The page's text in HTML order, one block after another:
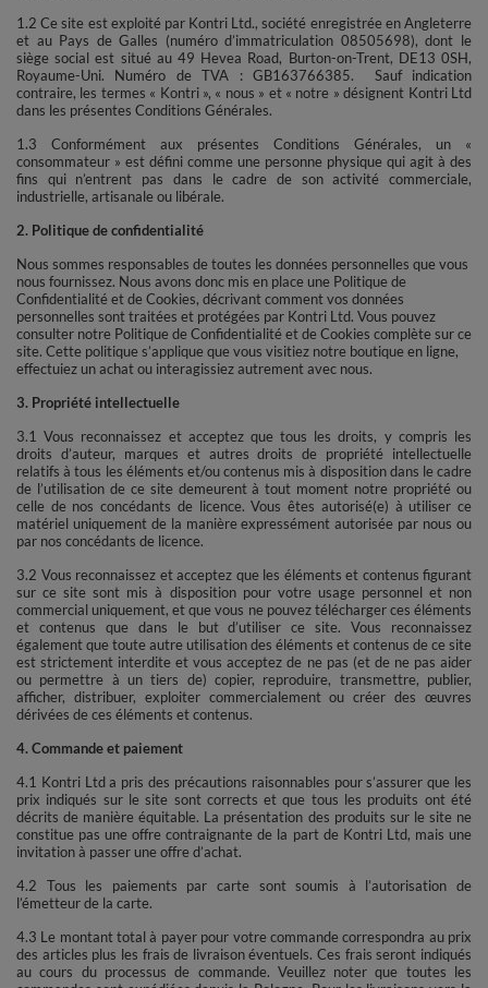
1.2 Ce site est exploité par Kontri Ltd., société enregistrée en Angleterre
et au Pays de Galles (numéro d’immatriculation 08505698), dont le
siège social est situé au 49 Hevea Road, Burton-on-Trent, DE13 0SH,
Royaume-Uni. Numéro de TVA : GB163766385. Sauf indication
contraire, les termes « Kontri », « nous » et « notre » désignent Kontri Ltd
dans les présentes Conditions Générales.
1.3 Conformément aux présentes Conditions Générales, un «
consommateur » est défini comme une personne physique qui agit à des
fins qui n’entrent pas dans le cadre de son activité commerciale,
industrielle, artisanale ou libérale.
2. Politique de confidentialité
Nous sommes responsables de toutes les données personnelles que vous
nous fournissez. Nous avons donc mis en place une Politique de
Confidentialité et de Cookies, décrivant comment vos données
personnelles sont traitées et protégées par Kontri Ltd. Vous pouvez
consulter notre Politique de Confidentialité et de Cookies complète sur ce
site. Cette politique s’applique que vous visitiez notre boutique en ligne,
effectuiez un achat ou interagissiez autrement avec nous.
3. Propriété intellectuelle
3.1 Vous reconnaissez et acceptez que tous les droits, y compris les
droits d’auteur, marques et autres droits de propriété intellectuelle
relatifs à tous les éléments et/ou contenus mis à disposition dans le cadre
de l’utilisation de ce site demeurent à tout moment notre propriété ou
celle de nos concédants de licence. Vous êtes autorisé(e) à utiliser ce
matériel uniquement de la manière expressément autorisée par nous ou
par nos concédants de licence.
3.2 Vous reconnaissez et acceptez que les éléments et contenus figurant
sur ce site sont mis à disposition pour votre usage personnel et non
commercial uniquement, et que vous ne pouvez télécharger ces éléments
et contenus que dans le but d’utiliser ce site. Vous reconnaissez
également que toute autre utilisation des éléments et contenus de ce site
est strictement interdite et vous acceptez de ne pas (et de ne pas aider
ou permettre à un tiers de) copier, reproduire, transmettre, publier,
afficher, distribuer, exploiter commercialement ou créer des œuvres
dérivées de ces éléments et contenus.
4. Commande et paiement
4.1 Kontri Ltd a pris des précautions raisonnables pour s’assurer que les
prix indiqués sur le site sont corrects et que tous les produits ont été
décrits de manière équitable. La présentation des produits sur le site ne
constitue pas une offre contraignante de la part de Kontri Ltd, mais une
invitation à passer une offre d’achat.
4.2 Tous les paiements par carte sont soumis à l’autorisation de
l’émetteur de la carte.
4.3 Le montant total à payer pour votre commande correspondra au prix
des articles plus les frais de livraison éventuels. Ces frais seront indiqués
au cours du processus de commande. Veuillez noter que toutes les